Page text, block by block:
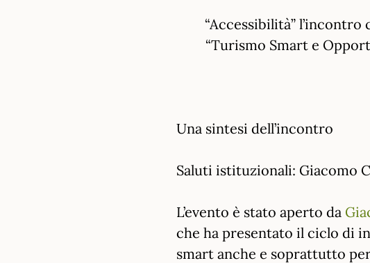
“Accessibilità”
“Turismo Smart e
Una sintesi dell’incontro
Saluti istituzionali: Giacomo
L’evento è stato aperto da
che ha presentato il ciclo di
smart anche e soprattutto